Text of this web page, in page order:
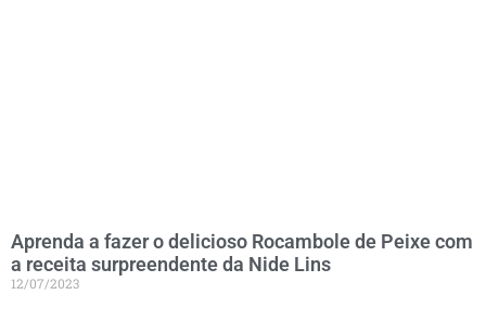
Aprenda a fazer o delicioso Rocambole de Peixe com
a receita surpreendente da Nide Lins
12/07/2023